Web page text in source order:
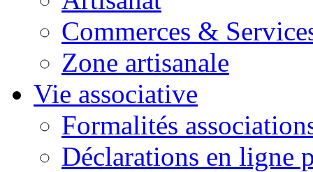
Commerces &
Zone artisanale
Vie associative
Formalités
Déclarations en ligne